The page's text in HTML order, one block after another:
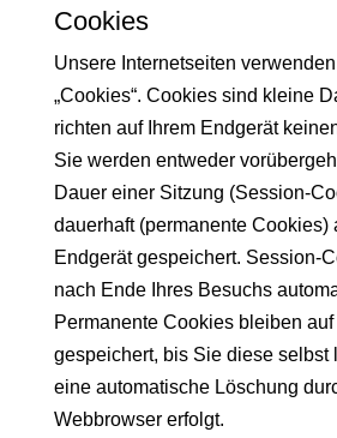
Cookies
Unsere Internetseiten
„Cookies“. Cookies sind kleine
richten auf Ihrem Endgerät
Sie werden entweder
Dauer einer Sitzung (Session-
dauerhaft (permanente Cookies)
Endgerät gespeichert. Session-
nach Ende Ihres Besuchs
Permanente Cookies bleiben
gespeichert, bis Sie diese selbst
eine automatische Löschung
Webbrowser erfolgt.